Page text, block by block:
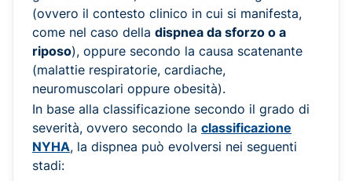
(ovvero il contesto clinico in cui si manifesta,
come nel caso della dispnea da sforzo o a
riposo), oppure secondo la causa scatenante
(malattie respiratorie, cardiache,
neuromuscolari oppure obesità).
In base alla classificazione secondo il grado di
severità, ovvero secondo la classificazione
NYHA, la dispnea può evolversi nei seguenti
stadi: